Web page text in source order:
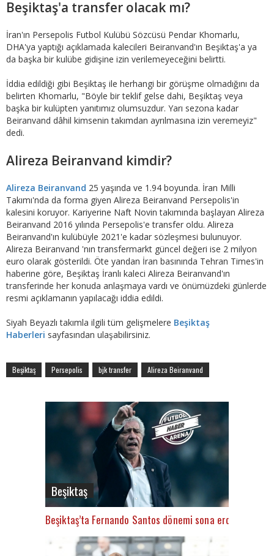
Beşiktaş'a transfer olacak mı?
İran'ın Persepolis Futbol Kulübü Sözcüsü Pendar Khomarlu,
DHA'ya yaptığı açıklamada kalecileri Beiranvand'ın Beşiktaş'a ya
da başka bir kulübe gidişine izin verilemeyeceğini belirtti.
İddia edildiği gibi Beşiktaş ile herhangi bir görüşme olmadığını da
belirten Khomarlu, "Böyle bir teklif gelse dahi, Beşiktaş veya
başka bir kulüpten yanıtımız olumsuzdur. Yarı sezona kadar
Beiranvand dâhil kimsenin takımdan ayrılmasına izin veremeyiz"
dedi.
Alireza Beiranvand kimdir?
Alireza Beiranvand 25 yaşında ve 1.94 boyunda. İran Milli
Takımı'nda da forma giyen Alireza Beiranvand Persepolis'in
kalesini koruyor. Kariyerine Naft Novin takımında başlayan Alireza
Beiranvand 2016 yılında Persepolis'e transfer oldu. Alireza
Beiranvand'ın kulübüyle 2021'e kadar sözleşmesi bulunuyor.
Alireza Beiranvand 'nın transfermarkt güncel değeri ise 2 milyon
euro olarak gösterildi. Öte yandan İran basınında Tehran Times'in
haberine göre, Beşiktaş İranlı kaleci Alireza Beiranvand'ın
transferinde her konuda anlaşmaya vardı ve önümüzdeki günlerde
resmi açıklamanın yapılacağı iddia edildi.
Siyah Beyazlı takımla ilgili tüm gelişmelere Beşiktaş
Haberleri sayfasından ulaşabilirsiniz.
Beşiktaş Persepolis bjk transfer Alireza Beiranvand
Beşiktaş
Beşiktaş’ta Fernando Santos dönemi sona erdi